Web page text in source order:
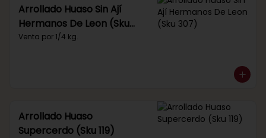
Arrollado Huaso Sin Ají
Hermanos De Leon (Sku
307)
Venta por 1/4 kg.
Arrollado Huaso
Supercerdo (Sku 119)